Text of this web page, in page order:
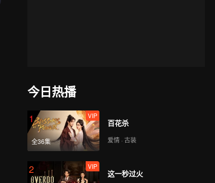
今日热播
1
全36集
VIP
百花杀
爱情 · 古装
2 VIP
这一秒过火